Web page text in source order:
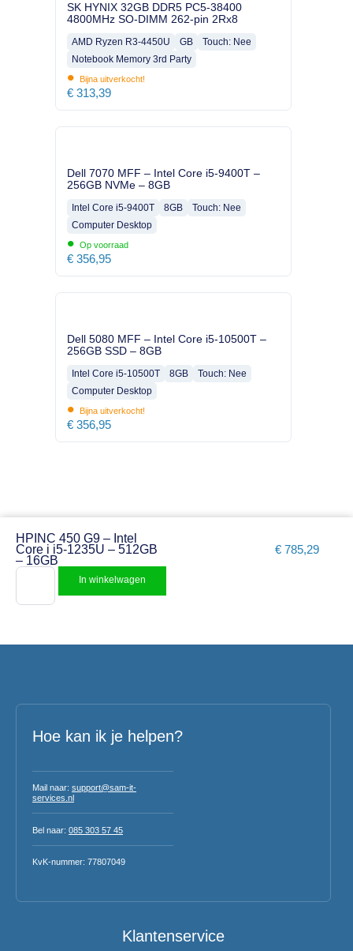
SK HYNIX 32GB DDR5 PC5-38400
4800MHz SO-DIMM 262-pin 2Rx8
AMD Ryzen R3-4450U GB
Touch: Nee
Notebook Memory 3rd Party
• Bijna uitverkocht!
€ 313,39
Dell 7070 MFF – Intel Core i5-9400T –
256GB NVMe – 8GB
Intel Core i5-9400T 8GB
Touch: Nee
Computer Desktop
• Op voorraad
€ 356,95
Dell 5080 MFF – Intel Core i5-10500T –
256GB SSD – 8GB
Intel Core i5-10500T 8GB
Touch: Nee
Computer Desktop
• Bijna uitverkocht!
€ 356,95
HPINC 450 G9 – Intel
Core i i5-1235U – 512GB
– 16GB
€ 785,29
In winkelwagen
Hoe kan ik je helpen?
Mail naar: support@sam-it-
services.nl
Bel naar: 085 303 57 45
KvK-nummer: 77807049
Klantenservice